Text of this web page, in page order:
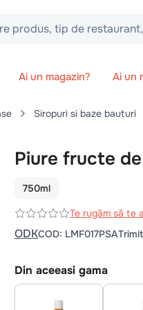
tip de restaurant, retetă...
Ai un magazin? Ai un
Siropuri si baze bauturi
Piure fructe
750ml
Te rugăm să te
ODKCOD: LMF017PSA
Din aceeasi gama